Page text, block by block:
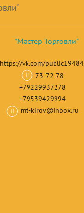
https://vk.com/
73-72-78
+79229937278
+79539429994
mt-kirov@inbox.ru
товар(ов)
Настенные